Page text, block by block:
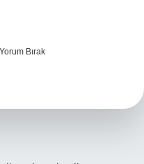
Yorum Bırak